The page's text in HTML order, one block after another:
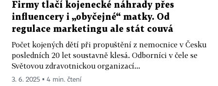
Firmy tlačí kojenecké náhrady přes
influencery i „obyčejné“ matky. Od
regulace marketingu ale stát couvá
Počet kojených dětí při propuštění z nemocnice v Česku
posledních 20 let soustavně klesá. Odborníci v čele se
Světovou zdravotnickou organizací...
3. 6. 2025 ▪ 4 min. čtení